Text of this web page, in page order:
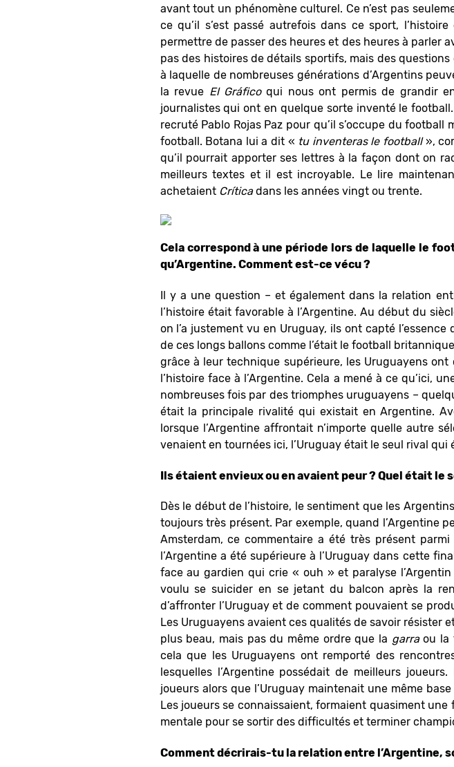
avant tout un phénomène culturel. Ce n’est pas
ce qu’il s’est passé autrefois dans ce sport,
permettre de passer des heures et des heures à parler
pas des histoires de détails sportifs, mais des
à laquelle de nombreuses générations d’Argentins
la revue El Gráficoqui nous ont permis de grandir
journalistes qui ont en quelque sorte inventé le
recruté Pablo Rojas Paz pour qu’il s’occupe du
football. Botana lui a dit « tu inventeras le football »,
qu’il pourrait apporter ses lettres à la façon dont on
meilleurs textes et il est incroyable. Le lire
achetaient Críticadans les années vingt ou trente.
Cela correspond à une période lors de laquelle le
qu’Argentine. Comment est-ce vécu ?
Il y a une question – et également dans la relation
l’histoire était favorable à l’Argentine. Au début du
on l’a justement vu en Uruguay, ils ont capté
de ces longs ballons comme l’était le football
grâce à leur technique supérieure, les Uruguayens
l’histoire face à l’Argentine. Cela a mené à ce qu’ici,
nombreuses fois par des triomphes uruguayens –
était la principale rivalité qui existait en Argentine.
lorsque l’Argentine affrontait n’importe quelle autre
venaient en tournées ici, l’Uruguay était le seul rival
Ils étaient envieux ou en avaient peur ? Quel était le
Dès le début de l’histoire, le sentiment que les
toujours très présent. Par exemple, quand l’Argentine
Amsterdam, ce commentaire a été très présent
l’Argentine a été supérieure à l’Uruguay dans cette
face au gardien qui crie « ouh » et paralyse
voulu se suicider en se jetant du balcon après la
d’affronter l’Uruguay et de comment pouvaient se
Les Uruguayens avaient ces qualités de savoir résister
plus beau, mais pas du même ordre que la garraou la
cela que les Uruguayens ont remporté des
lesquelles l’Argentine possédait de meilleurs
joueurs alors que l’Uruguay maintenait une même
Les joueurs se connaissaient, formaient quasiment
mentale pour se sortir des difficultés et terminer
Comment décrirais-tu la relation entre l’Argentine,